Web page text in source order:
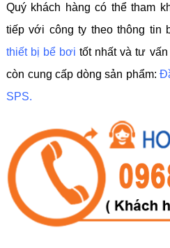
Quý khách hàng có thể tham
tiếp với công ty theo thông tin
thiết bị bể bơi tốt nhất và tư
còn cung cấp dòng sản phẩm:
SPS.